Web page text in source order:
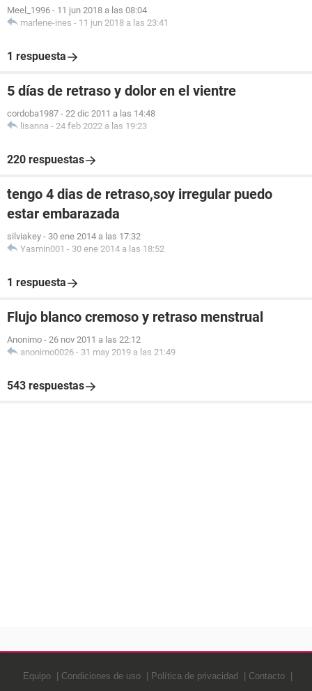
Meel_1996 - 11 jun 2018 a las 08:04
marlene-ines - 11 jun 2018 a las 23:41
1 respuesta
5 días de retraso y dolor en el vientre
cordoba1987 - 22 dic 2011 a las 14:48
lisanna - 24 feb 2022 a las 19:23
220 respuestas
tengo 4 dias de retraso,soy irregular puedo
estar embarazada
silviakey - 30 ene 2014 a las 17:32
Yasmin001 - 30 ene 2014 a las 18:52
1 respuesta
Flujo blanco cremoso y retraso menstrual
Anonimo - 26 nov 2011 a las 22:12
anonimo0026 - 31 may 2019 a las 21:49
543 respuestas
Equipo Condiciones de uso Política de privacidad
Contacto